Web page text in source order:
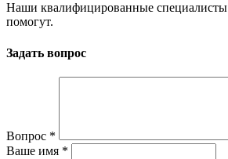
Наши квалифицированные специалисты
помогут.
Задать вопрос
Вопрос *
Ваше имя *